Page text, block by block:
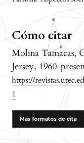
Cómo citar
Molina Tamacas,
Jersey, 1960-
https://
1
Más formatos de cita